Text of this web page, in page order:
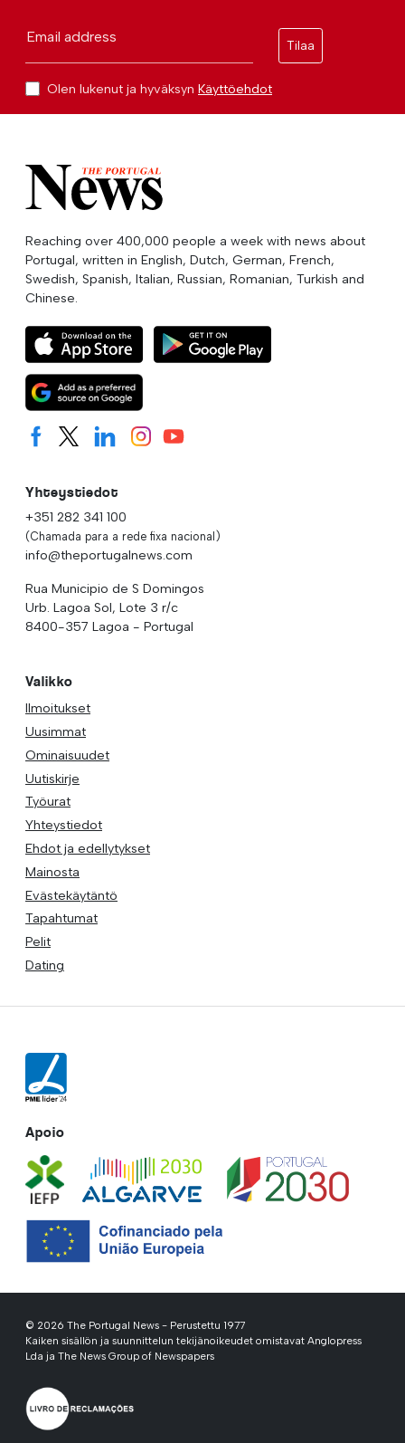
Email address
Tilaa
Olen lukenut ja hyväksyn Käyttöehdot
Reaching over 400,000 people a week with news about
Portugal, written in English, Dutch, German, French,
Swedish, Spanish, Italian, Russian, Romanian, Turkish and
Chinese.
Yhteystiedot
+351 282 341 100
(Chamada para a rede fixa nacional)
info@theportugalnews.com
Rua Municipio de S Domingos
Urb. Lagoa Sol, Lote 3 r/c
8400-357 Lagoa - Portugal
Valikko
Ilmoitukset
Uusimmat
Ominaisuudet
Uutiskirje
Työurat
Yhteystiedot
Ehdot ja edellytykset
Mainosta
Evästekäytäntö
Tapahtumat
Pelit
Dating
Apoio
© 2026 The Portugal News - Perustettu 1977
Kaiken sisällön ja suunnittelun tekijänoikeudet omistavat Anglopress
Lda ja The News Group of Newspapers